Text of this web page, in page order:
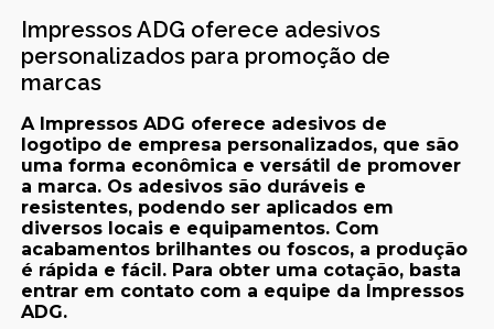
Impressos ADG oferece adesivos
personalizados para promoção de
marcas
A Impressos ADG oferece adesivos de
logotipo de empresa personalizados, que são
uma forma econômica e versátil de promover
a marca. Os adesivos são duráveis e
resistentes, podendo ser aplicados em
diversos locais e equipamentos. Com
acabamentos brilhantes ou foscos, a produção
é rápida e fácil. Para obter uma cotação, basta
entrar em contato com a equipe da Impressos
ADG.